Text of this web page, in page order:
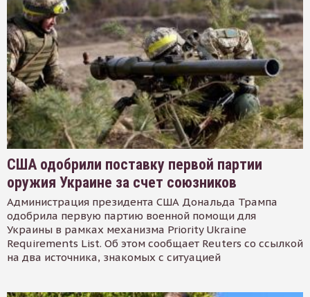
США одобрили поставку первой партии
оружия Украине за счет союзников
Администрация президента США Дональда Трампа
одобрила первую партию военной помощи для
Украины в рамках механизма Priority Ukraine
Requirements List. Об этом сообщает Reuters со ссылкой
на два источника, знакомых с ситуацией